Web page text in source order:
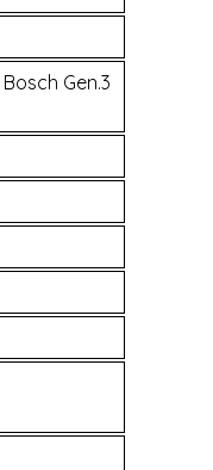
Gen.3